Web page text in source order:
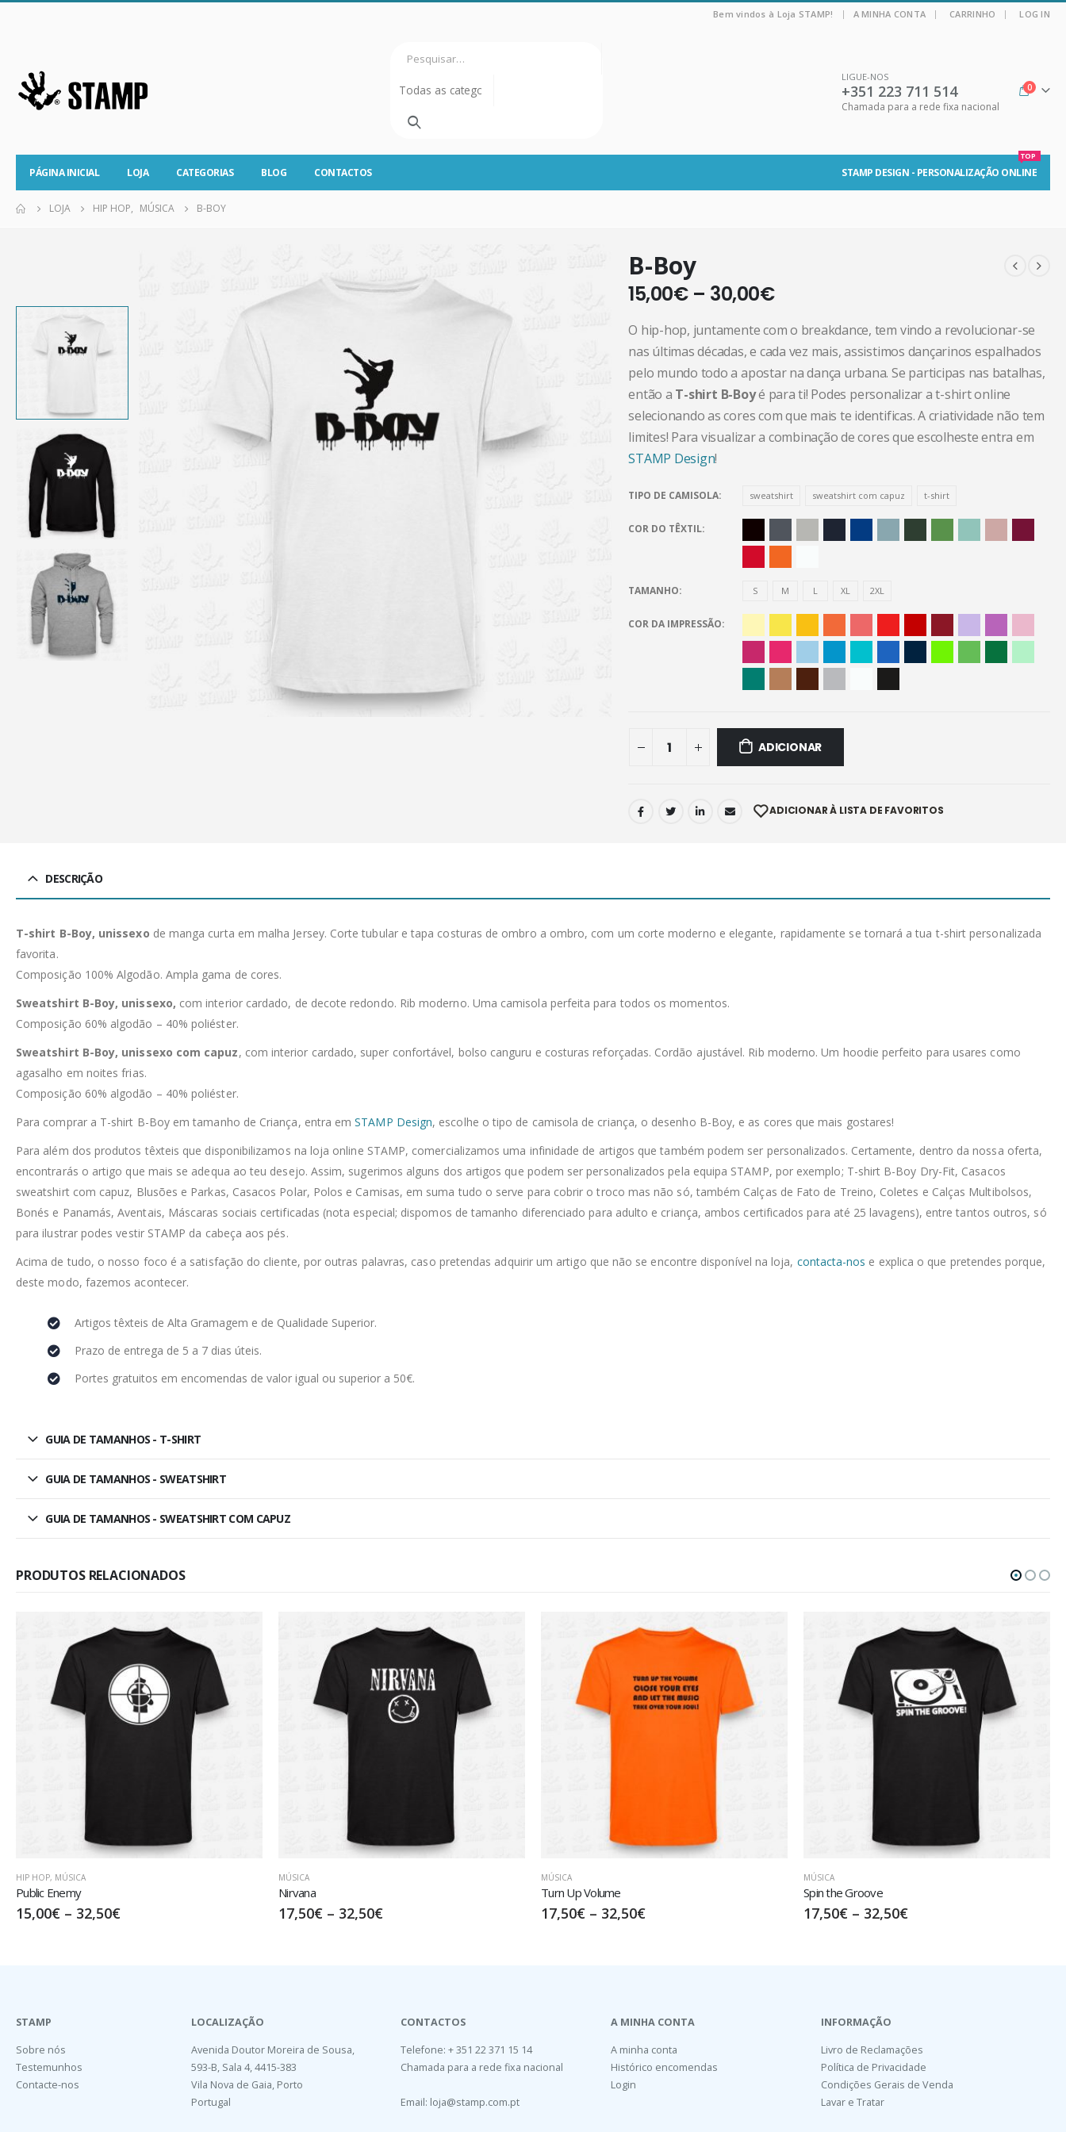
Bem vindos à Loja STAMP! | A MINHA CONTA CARRINHO LOG IN
LIGUE-NOS
+351 223 711 514
Chamada para a rede fixa nacional
0
PÁGINA INICIAL LOJA CATEGORIAS BLOG CONTACTOS STAMP DESIGN - PERSONALIZAÇÃO ONLINE
TOP
LOJA HIP HOP, MÚSICA B-BOY
B-Boy
15,00€– 30,00€
O hip-hop, juntamente com o breakdance, tem vindo a revolucionar-se
nas últimas décadas, e cada vez mais, assistimos dançarinos espalhados
pelo mundo todo a apostar na dança urbana. Se participas nas batalhas,
então a T-shirt B-Boyé para ti! Podes personalizar a t-shirt online
selecionando as cores com que mais te identificas. A criatividade não tem
limites! Para visualizar a combinação de cores que escolheste entra em
STAMP Design!
TIPO DE CAMISOLA sweatshirt sweatshirt com capuz t-shirt
COR DO TÊXTIL
TAMANHO S M L XL 2XL
COR DA IMPRESSÃO
ADICIONAR
ADICIONAR À LISTA DE FAVORITOS
DESCRIÇÃO
T-shirt B-Boy, unissexo de manga curta em malha Jersey. Corte tubular e tapa costuras de ombro a ombro, com um corte moderno e elegante, rapidamente se tornará a tua t-shirt personalizada
favorita.
Composição 100% Algodão. Ampla gama de cores.
Sweatshirt B-Boy, unissexo, com interior cardado, de decote redondo. Rib moderno. Uma camisola perfeita para todos os momentos.
Composição 60% algodão – 40% poliéster.
Sweatshirt B-Boy, unissexo com capuz, com interior cardado, super confortável, bolso canguru e costuras reforçadas. Cordão ajustável. Rib moderno. Um hoodie perfeito para usares como
agasalho em noites frias.
Composição 60% algodão – 40% poliéster.
Para comprar a T-shirt B-Boy em tamanho de Criança, entra emSTAMP Design, escolhe o tipo de camisola de criança, o desenho B-Boy, e as cores que mais gostares!
Para além dos produtos têxteis que disponibilizamos na loja online STAMP, comercializamos uma infinidade de artigos que também podem ser personalizados. Certamente, dentro da nossa oferta,
encontrarás o artigo que mais se adequa ao teu desejo. Assim, sugerimos alguns dos artigos que podem ser personalizados pela equipa STAMP, por exemplo; T-shirt B-Boy Dry-Fit, Casacos
sweatshirt com capuz, Blusões e Parkas, Casacos Polar, Polos e Camisas, em suma tudo o serve para cobrir o troco mas não só, também Calças de Fato de Treino, Coletes e Calças Multibolsos,
Bonés e Panamás, Aventais, Máscaras sociais certificadas (nota especial; dispomos de tamanho diferenciado para adulto e criança, ambos certificados para até 25 lavagens), entre tantos outros, só
para ilustrar podes vestir STAMP da cabeça aos pés.
Acima de tudo, o nosso foco é a satisfação do cliente, por outras palavras, caso pretendas adquirir um artigo que não se encontre disponível na loja, contacta-nos e explica o que pretendes porque,
deste modo, fazemos acontecer.
Artigos têxteis de Alta Gramagem e de Qualidade Superior.
Prazo de entrega de 5 a 7 dias úteis.
Portes gratuitos em encomendas de valor igual ou superior a 50€.
GUIA DE TAMANHOS - T-SHIRT
GUIA DE TAMANHOS - SWEATSHIRT
GUIA DE TAMANHOS - SWEATSHIRT COM CAPUZ
PRODUTOS RELACIONADOS
MÚSICA
Nirvana
17,50€ – 32,50€
MÚSICA
Turn Up Volume
17,50€ – 32,50€
MÚSICA
Spin the Groove
17,50€ – 32,50€
HIP HOP
Graffiti
17,50€ – 32,50€
STAMP
Sobre nós
Testemunhos
Contacte-nos
LOCALIZAÇÃO
Avenida Doutor Moreira de Sousa,
593-B, Sala 4, 4415-383
Vila Nova de Gaia, Porto
Portugal
CONTACTOS
Telefone: + 351 22 371 15 14
Chamada para a rede fixa nacional
Email: loja@stamp.com.pt
A MINHA CONTA
A minha conta
Histórico encomendas
Login
INFORMAÇÃO
Livro de Reclamações
Política de Privacidade
Condições Gerais de Venda
Lavar e Tratar